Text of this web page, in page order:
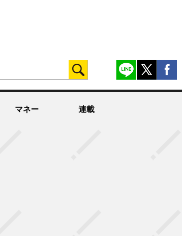
マネー 連載